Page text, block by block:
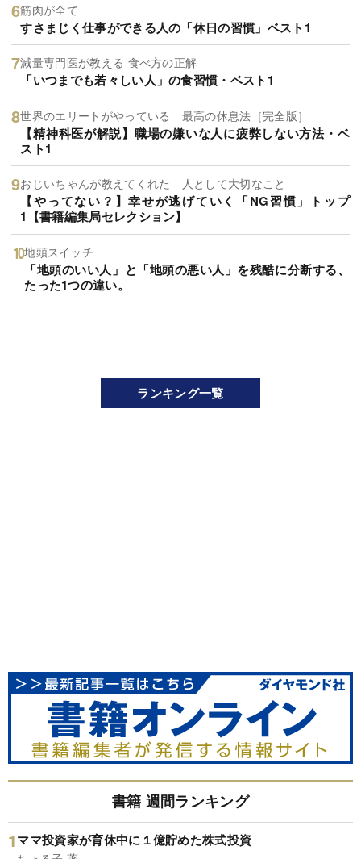
筋肉が全て
すさまじく仕事ができる人の「休日の習慣」ベスト1
減量専門医が教える 食べ方の正解
「いつまでも若々しい人」の食習慣・ベスト1
世界のエリートがやっている 最高の休息法［完全版］
【精神科医が解説】職場の嫌いな人に疲弊しない方法・ベ
スト1
おじいちゃんが教えてくれた 人として大切なこと
【やってない？】幸せが逃げていく「NG習慣」トップ
1【書籍編集局セレクション】
地頭スイッチ
「地頭のいい人」と「地頭の悪い人」を残酷に分断する、
たった1つの違い。
ランキング一覧
書籍 週間ランキング
ママ投資家が育休中に１億貯めた株式投資